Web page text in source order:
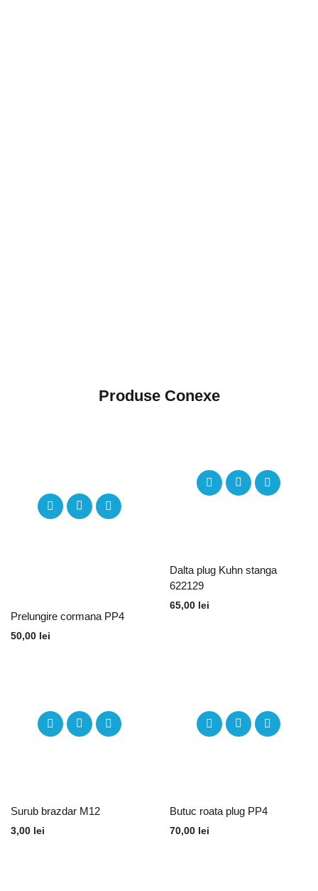
Produse Conexe
Prelungire cormana PP4
50,00 lei
Dalta plug Kuhn stanga
622129
65,00 lei
Surub brazdar M12
3,00 lei
Butuc roata plug PP4
70,00 lei